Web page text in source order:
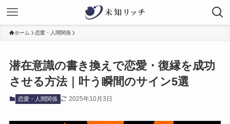
ホーム 恋愛・人間関係
潜在意識の書き換えで恋愛・復縁を成功
させる方法｜叶う瞬間のサイン5選
恋愛・人間関係 2025年10月3日